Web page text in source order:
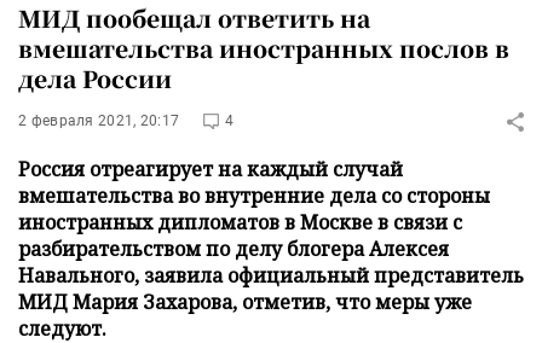
МИД пообещал ответить на
вмешательства иностранных послов в
дела России
2 февраля 2021, 20:17 4
Россия отреагирует на каждый случай
вмешательства во внутренние дела со стороны
иностранных дипломатов в Москве в связи с
разбирательством по делу блогера Алексея
Навального, заявила официальный представитель
МИД Мария Захарова, отметив, что меры уже
следуют.